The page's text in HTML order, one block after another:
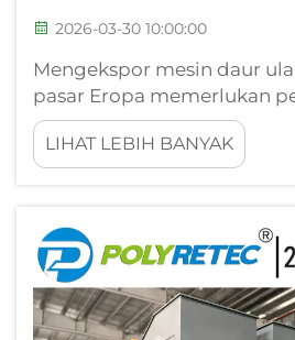
2026-03-30 10:00:00
Mengekspor mesin daur
pasar Eropa memerlukan
menyeluruh terhadap
CE, yaitu tanda kesesuaian
menunjukkan kepatuhan
lingkungan Uni Eropa...
LIHAT LEBIH BANYAK